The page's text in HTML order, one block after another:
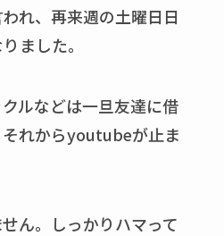
れ、再来週の土曜日日
ました。
ルなどは一旦友達に借
それからyoutubeが止ま
ん。しっかりハマって